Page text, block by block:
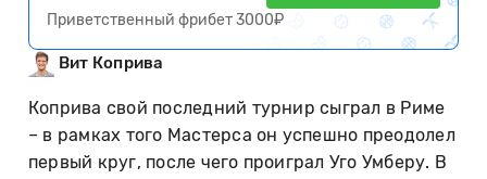
Приветственный фрибет 3000₽
Вит Коприва
Коприва свой последний турнир сыграл в Риме
– в рамках того Мастерса он успешно преодолел
первый круг, после чего проиграл Уго Умберу. В